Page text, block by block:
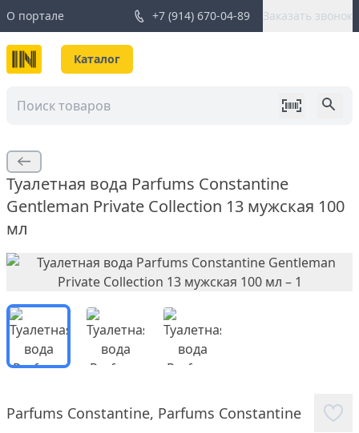
О портале +7 (914) 670-04-89 Заказать звонок
Каталог
Туалетная вода Parfums Constantine
Gentleman Private Collection 13 мужская 100
мл
Parfums Constantine, Parfums Constantine